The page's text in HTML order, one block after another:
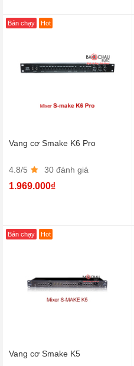
Vang cơ Smake K6 Pro
4.8/5 30 đánh giá
1.969.000₫
Bán chạy Hot
Vang cơ Smake K5
Bán chạy Hot